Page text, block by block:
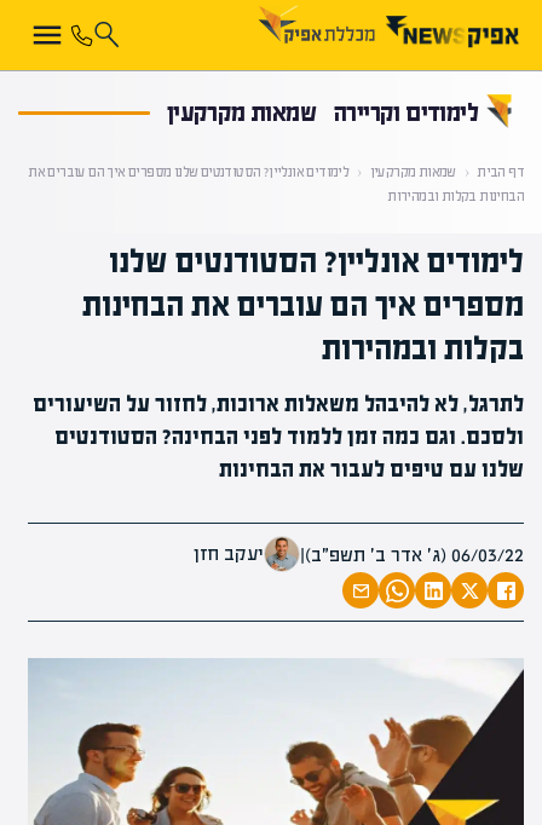
לימודים וקריירה שמאות מקרקעין
דף הבית ‹ שמאות מקרקעין ‹ לימודים אונליין? הסטודנטים שלנו מספרים איך הם עוברים את
הבחינות בקלות ובמהירות
לימודים אונליין? הסטודנטים שלנו
מספרים איך הם עוברים את הבחינות
בקלות ובמהירות
לתרגל, לא להיבהל משאלות ארוכות, לחזור על השיעורים
ולסכם. וגם כמה זמן ללמוד לפני הבחינה? הסטודנטים
שלנו עם טיפים לעבור את הבחינות
06/03/22 (ג׳ אדר ב׳ תשפ״ב) | יעקב חזן